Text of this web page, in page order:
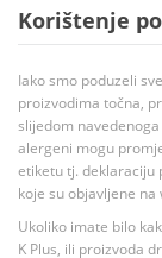
Korištenje
Iako smo poduzeli
proizvodima točna,
slijedom
alergeni mogu
etiketu tj. deklaraciju
koje su objavljene na
Ukoliko imate bilo
K Plus, ili proizvoda